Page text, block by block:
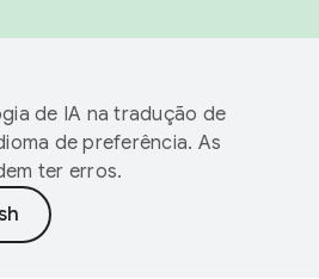
de IA na tradução de
de preferência. As
ter erros.